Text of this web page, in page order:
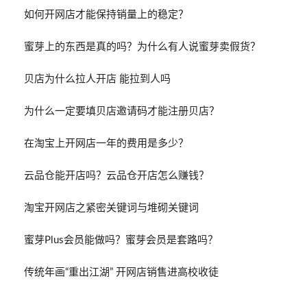
如何开网店才能保持销量上的稳定？
蜜芽上的东西是真的吗？为什么有人说蜜芽卖假货？
贝店为什么拉人开店 能拉到人吗
为什么一定要填贝店邀请码才能注册贝店？
在淘宝上开网店一年的费用是多少？
云品仓能开店吗？云品仓开店怎么赚钱？
淘宝开网店之紧密关键词与堆砌关键词
蜜芽Plus会员能做吗？蜜芽会员是套路吗？
传统年画“重出江湖” 开网店销售进高校收徒